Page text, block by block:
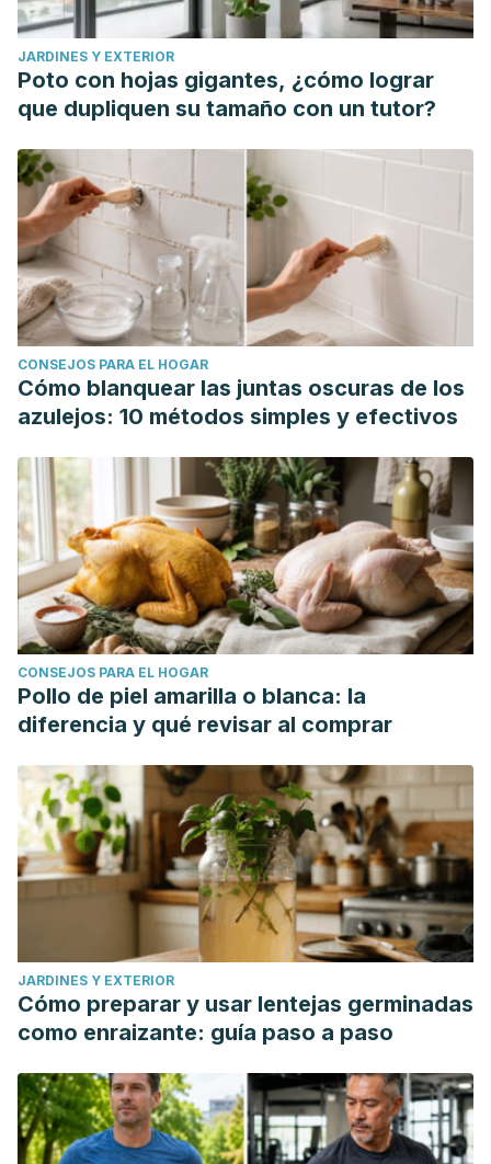
JARDINES Y EXTERIOR
Poto con hojas gigantes, ¿cómo lograr
que dupliquen su tamaño con un tutor?
CONSEJOS PARA EL HOGAR
Cómo blanquear las juntas oscuras de los
azulejos: 10 métodos simples y efectivos
CONSEJOS PARA EL HOGAR
Pollo de piel amarilla o blanca: la
diferencia y qué revisar al comprar
JARDINES Y EXTERIOR
Cómo preparar y usar lentejas germinadas
como enraizante: guía paso a paso